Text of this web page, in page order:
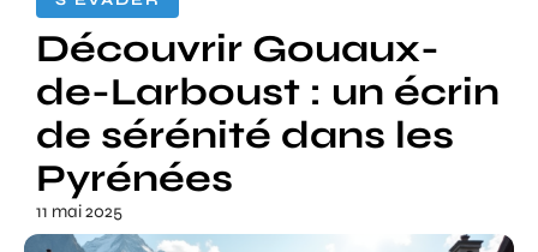
Découvrir Gouaux-
de-Larboust : un écrin
de sérénité dans les
Pyrénées
11 mai 2025